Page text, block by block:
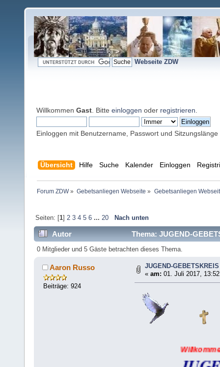
Webseite ZDW
Willkommen Gast . Bitte einloggen oder registrieren
Einloggen mit Benutzername, Passwort und Sitzungslänge
Übersicht Hilfe Suche Kalender Einloggen
Forum ZDW» Gebetsanliegen Webseite » Gebetsanliegen
Seiten: [1] 2 3 4 5 6 ... 20 Nach unten
Autor Thema: JUGEND-
0 Mitglieder und 5 Gäste betrachten dieses Thema.
Aaron Russo
Beiträge: 924
JUGEND-GEBETSKREIS
«am: 01. Juli 2017,
Willkommen beim